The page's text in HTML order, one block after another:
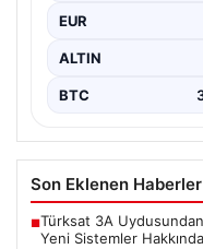
EUR
ALTIN
BTC
Son Eklenen Haberler
■Türksat 3A
Yeni Sistemler